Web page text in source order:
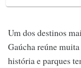
Um dos destinos
Gaúcha reúne
história e parques